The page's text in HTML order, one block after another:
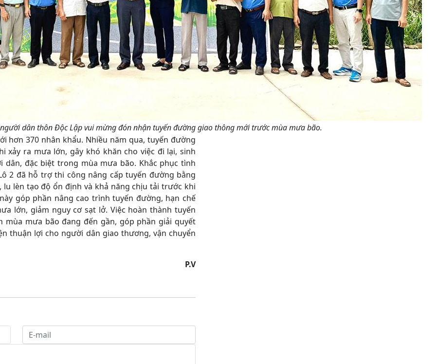
dân thôn Độc Lập vui mừng đón nhận tuyến đường giao thông mới trước mùa mưa bão.
hơn 370 nhân khẩu. Nhiều năm qua, tuyến đường
xảy ra mưa lớn, gây khó khăn cho việc đi lại, sinh
đặc biệt trong mùa mưa bão. Khắc phục tình
2 đã hỗ trợ thi công nâng cấp tuyến đường bằng
lu lèn tạo độ ổn định và khả năng chịu tải trước khi
góp phần nâng cao trình tuyến đường, hạn chế
lớn, giảm nguy cơ sạt lở. Việc hoàn thành tuyến
mưa bão đang đến gần, góp phần giải quyết
thuận lợi cho người dân giao thương, vận chuyển
P.V